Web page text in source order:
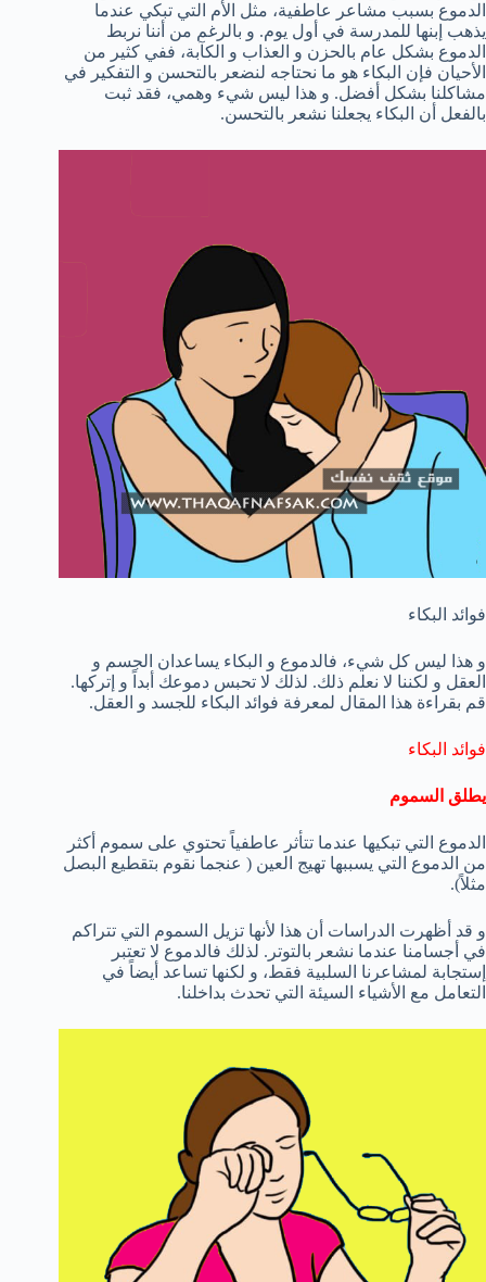
الدموع بسبب مشاعر عاطفية، مثل الأم التي تبكي عندما
يذهب إبنها للمدرسة في أول يوم. و بالرغم من أننا نربط
الدموع بشكل عام بالحزن و العذاب و الكآبة، ففي كثير من
الأحيان فإن البكاء هو ما نحتاجه لنضعر بالتحسن و التفكير في
مشاكلنا بشكل أفضل. و هذا ليس شيء وهمي، فقد ثبت
بالفعل أن البكاء يجعلنا نشعر بالتحسن.
فوائد البكاء
و هذا ليس كل شيء، فالدموع و البكاء يساعدان الجسم و
العقل و لكننا لا نعلم ذلك. لذلك لا تحبس دموعك أبداً و إتركها.
قم بقراءة هذا المقال لمعرفة فوائد البكاء للجسد و العقل.
فوائد البكاء
يطلق السموم
الدموع التي تبكيها عندما تتأثر عاطفياً تحتوي على سموم أكثر
من الدموع التي يسببها تهيج العين ( عنجما نقوم بتقطيع البصل
مثلاً).
و قد أظهرت الدراسات أن هذا لأنها تزيل السموم التي تتراكم
في أجسامنا عندما نشعر بالتوتر. لذلك فالدموع لا تعتبر
إستجابة لمشاعرنا السلبية فقط، و لكنها تساعد أيضاً في
التعامل مع الأشياء السيئة التي تحدث بداخلنا.